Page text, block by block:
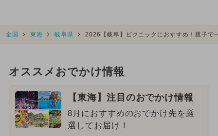
全国 東海 岐阜県 2026【岐阜】ピクニックにおすすめ！親子で
オススメおでかけ情報
【東海】注目のおでかけ情報
8月におすすめのおでかけ先を厳
選してお届け！